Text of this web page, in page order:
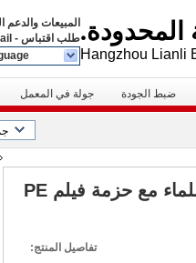
المبيعات والدعم
طلب اقتباس -
جولة في المعمل ضبط الجودة
بولي كلوريد الفينيل مغلفة 3 4 5 ثقوب صندوق تقاطع مقاوم للماء مع حزمة فيلم PE
تفاصيل المنتج: